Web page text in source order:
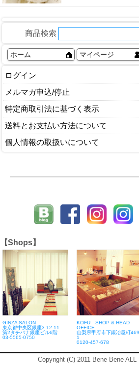
商品検索
ホーム マイページ
ログイン
メルマガ申込/停止
特定商取引法に基づく表示
送料とお支払い方法について
個人情報の取扱いについて
【Shops】
GINZA SALON
東京都中央区銀座3-12-11
第2タチバナ銀座ビル6階
03-5565-0750
KOFU SHOP & HEAD
OFFICE
山梨県甲府市下鍛冶屋町
1
0120-457-678
Copyright (C) 2011 Bene Bene